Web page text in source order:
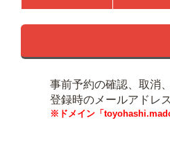
事前予約の確認、取消
登録時のメールアドレ
※ドメイン「